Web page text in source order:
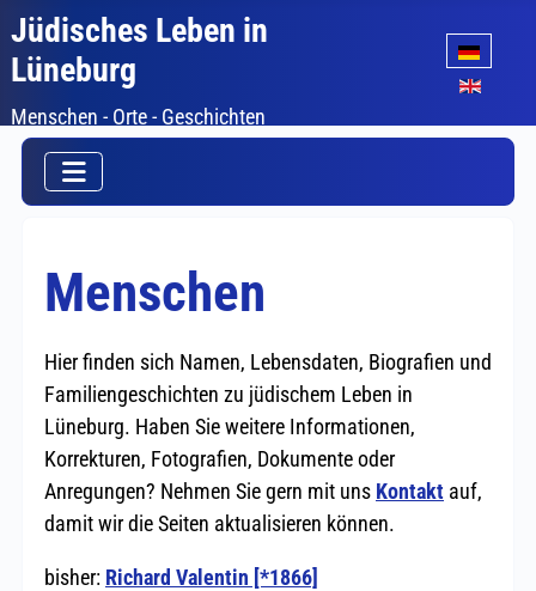
Jüdisches Leben in
Lüneburg
Menschen - Orte - Geschichten
Sprache